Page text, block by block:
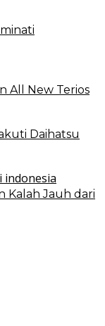
All New Terios
Daihatsu
Kalah Jauh dari